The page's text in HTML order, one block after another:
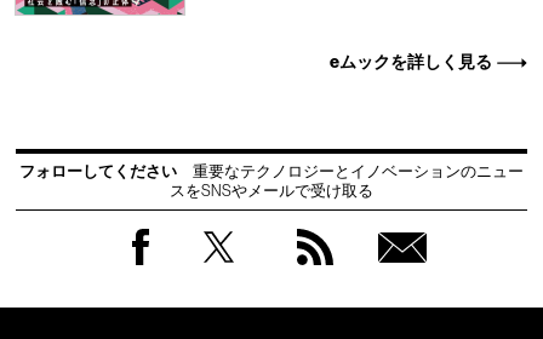
eムックを詳しく見る
フォローしてください
重要なテクノロジーとイノベーションのニュー
スをSNSやメールで受け取る